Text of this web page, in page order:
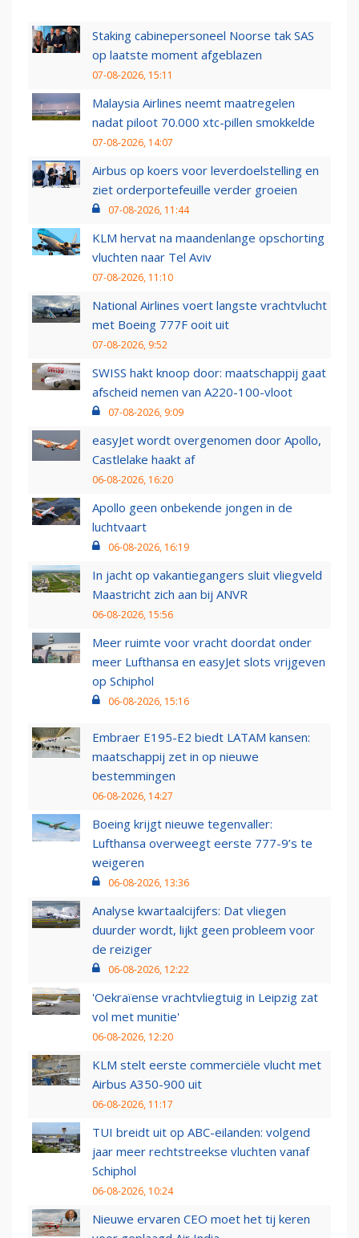
Staking cabinepersoneel Noorse tak SAS
op laatste moment afgeblazen
07-08-2026, 15:11
Malaysia Airlines neemt maatregelen
nadat piloot 70.000 xtc-pillen smokkelde
07-08-2026, 14:07
Airbus op koers voor leverdoelstelling en
ziet orderportefeuille verder groeien
07-08-2026, 11:44
KLM hervat na maandenlange opschorting
vluchten naar Tel Aviv
07-08-2026, 11:10
National Airlines voert langste vrachtvlucht
met Boeing 777F ooit uit
07-08-2026, 9:52
SWISS hakt knoop door: maatschappij gaat
afscheid nemen van A220-100-vloot
07-08-2026, 9:09
easyJet wordt overgenomen door Apollo,
Castlelake haakt af
06-08-2026, 16:20
Apollo geen onbekende jongen in de
luchtvaart
06-08-2026, 16:19
In jacht op vakantiegangers sluit vliegveld
Maastricht zich aan bij ANVR
06-08-2026, 15:56
Meer ruimte voor vracht doordat onder
meer Lufthansa en easyJet slots vrijgeven
op Schiphol
06-08-2026, 15:16
Embraer E195-E2 biedt LATAM kansen:
maatschappij zet in op nieuwe
bestemmingen
06-08-2026, 14:27
Boeing krijgt nieuwe tegenvaller:
Lufthansa overweegt eerste 777-9’s te
weigeren
06-08-2026, 13:36
Analyse kwartaalcijfers: Dat vliegen
duurder wordt, lijkt geen probleem voor
de reiziger
06-08-2026, 12:22
'Oekraïense vrachtvliegtuig in Leipzig zat
vol met munitie'
06-08-2026, 12:20
KLM stelt eerste commerciële vlucht met
Airbus A350-900 uit
06-08-2026, 11:17
TUI breidt uit op ABC-eilanden: volgend
jaar meer rechtstreekse vluchten vanaf
Schiphol
06-08-2026, 10:24
Nieuwe ervaren CEO moet het tij keren